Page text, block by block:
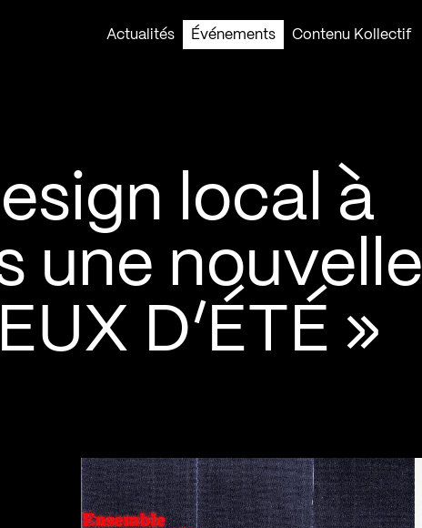
Actualités
Événements Contenu Kollectif
local à
une nouvelle
D’ÉTÉ »